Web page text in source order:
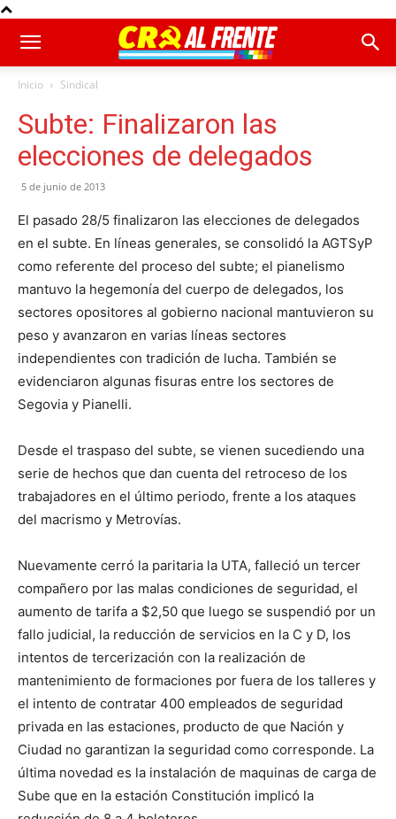
Inicio Sindical
Subte: Finalizaron las
elecciones de delegados
5 de junio de 2013
El pasado 28/5 finalizaron las elecciones de delegados
en el subte. En líneas generales, se consolidó la AGTSyP
como referente del proceso del subte; el pianelismo
mantuvo la hegemonía del cuerpo de delegados, los
sectores opositores al gobierno nacional mantuvieron su
peso y avanzaron en varias líneas sectores
independientes con tradición de lucha. También se
evidenciaron algunas fisuras entre los sectores de
Segovia y Pianelli.
Desde el traspaso del subte, se vienen sucediendo una
serie de hechos que dan cuenta del retroceso de los
trabajadores en el último periodo, frente a los ataques
del macrismo y Metrovías.
Nuevamente cerró la paritaria la UTA, falleció un tercer
compañero por las malas condiciones de seguridad, el
aumento de tarifa a $2,50 que luego se suspendió por un
fallo judicial, la reducción de servicios en la C y D, los
intentos de tercerización con la realización de
mantenimiento de formaciones por fuera de los talleres y
el intento de contratar 400 empleados de seguridad
privada en las estaciones, producto de que Nación y
Ciudad no garantizan la seguridad como corresponde. La
última novedad es la instalación de maquinas de carga de
Sube que en la estación Constitución implicó la